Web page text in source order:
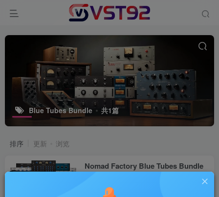
Blue Tubes Bundle 共1篇
排序 更新 浏览
Nomad Factory Blue Tubes Bundle
VST插件